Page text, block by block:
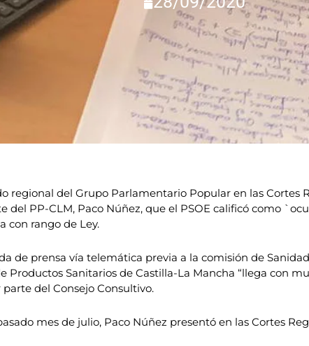
regional del Grupo Parlamentario Popular en las Cortes
del PP-CLM, Paco Núñez, que el PSOE calificó como
con rango de Ley.
de prensa vía telemática previa a la comisión de
Productos Sanitarios de Castilla-La Mancha “llega con
del Consejo Consultivo.
mes de julio, Paco Núñez presentó en las Cortes